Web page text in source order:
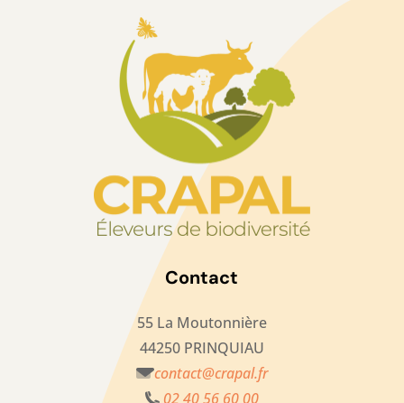
Contact
55 La Moutonnière
44250 PRINQUIAU
contact@crapal.fr
02 40 56 60 00